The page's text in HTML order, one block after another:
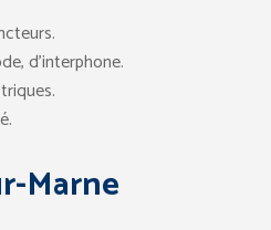
d’interphone.
Marne